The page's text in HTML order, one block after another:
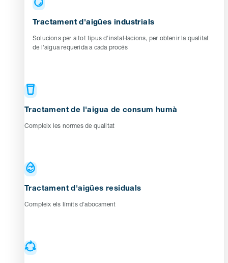
Tractament d'aigües industrials
Solucions per a tot tipus d'instal·lacions, per obtenir la qualitat
de l'aigua requerida a cada procés
Tractament de l'aigua de consum humà
Compleix les normes de qualitat
Tractament d'aigües residuals
Compleix els límits d'abocament